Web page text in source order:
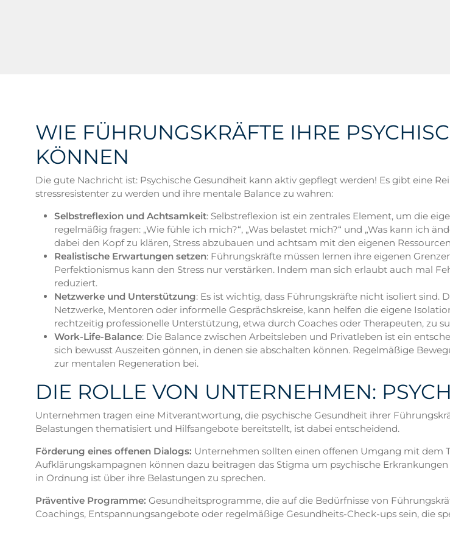
WIE FÜHRUNGSKRÄFTE IHRE
KÖNNEN
Die gute Nachricht ist: Psychische Gesundheit kann aktiv gepflegt werden! Es gibt eine
stressresistenter zu werden und ihre mentale Balance zu wahren:
Selbstreflexion und Achtsamkeit: Selbstreflexion ist ein zentrales Element, um die
regelmäßig fragen: „Wie fühle ich mich?“, „Was belastet mich?“ und „Was kann ich
dabei den Kopf zu klären, Stress abzubauen und achtsam mit den eigenen
Realistische Erwartungen setzen: Führungskräfte müssen lernen ihre eigenen
Perfektionismus kann den Stress nur verstärken. Indem man sich erlaubt auch mal
reduziert.
Netzwerke und Unterstützung: Es ist wichtig, dass Führungskräfte nicht isoliert
Netzwerke, Mentoren oder informelle Gesprächskreise, kann helfen die eigene
rechtzeitig professionelle Unterstützung, etwa durch Coaches oder Therapeuten, zu
Work-Life-Balance: Die Balance zwischen Arbeitsleben und Privatleben ist ein
sich bewusst Auszeiten gönnen, in denen sie abschalten können. Regelmäßige
zur mentalen Regeneration bei.
DIE ROLLE VON UNTERNEHMEN:
Unternehmen tragen eine Mitverantwortung, die psychische Gesundheit ihrer
Belastungen thematisiert und Hilfsangebote bereitstellt, ist dabei entscheidend.
Förderung eines offenen Dialogs: Unternehmen sollten einen offenen Umgang mit dem
Aufklärungskampagnen können dazu beitragen das Stigma um psychische
in Ordnung ist über ihre Belastungen zu sprechen.
Präventive Programme:Gesundheitsprogramme, die auf die Bedürfnisse von
Coachings, Entspannungsangebote oder regelmäßige Gesundheits-Check-ups sein, die